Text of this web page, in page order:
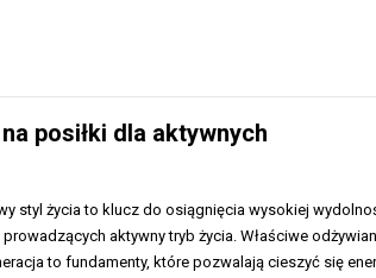
posiłki dla aktywnych
styl życia to klucz do osiągnięcia wysokiej
aktywny tryb życia. Właściwe
to fundamenty, które pozwalają cieszyć się